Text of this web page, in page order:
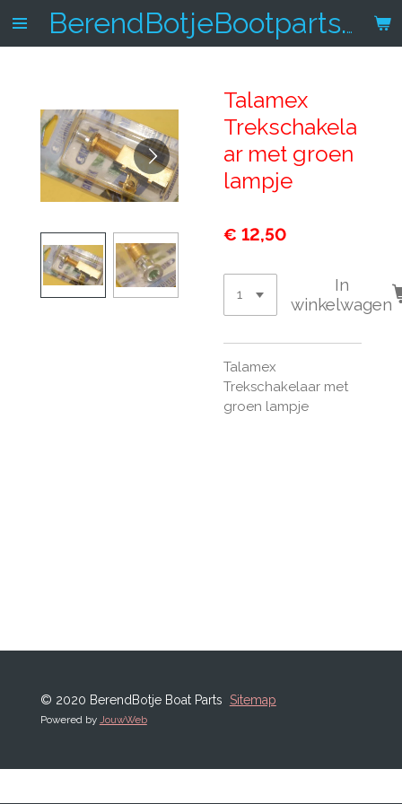
Ga
BerendBotjeBootparts.nl
Talamex
Trekschakela
ar met groen
lampje
€ 12,50
In
winkelwagen
Talamex
Trekschakelaar met
groen lampje
© 2020 BerendBotje Boat Parts Sitemap
Powered by JouwWeb